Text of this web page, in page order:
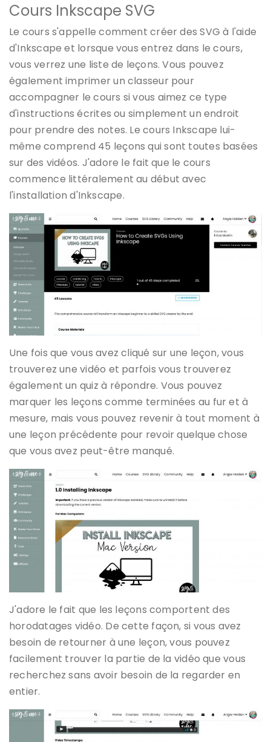
Cours Inkscape SVG
Le cours s'appelle comment créer des SVG à l'aide
d'Inkscape et lorsque vous entrez dans le cours,
vous verrez une liste de leçons. Vous pouvez
également imprimer un classeur pour
accompagner le cours si vous aimez ce type
d'instructions écrites ou simplement un endroit
pour prendre des notes. Le cours Inkscape lui-
même comprend 45 leçons qui sont toutes basées
sur des vidéos. J'adore le fait que le cours
commence littéralement au début avec
l'installation d'Inkscape.
Une fois que vous avez cliqué sur une leçon, vous
trouverez une vidéo et parfois vous trouverez
également un quiz à répondre. Vous pouvez
marquer les leçons comme terminées au fur et à
mesure, mais vous pouvez revenir à tout moment à
une leçon précédente pour revoir quelque chose
que vous avez peut-être manqué.
J'adore le fait que les leçons comportent des
horodatages vidéo. De cette façon, si vous avez
besoin de retourner à une leçon, vous pouvez
facilement trouver la partie de la vidéo que vous
recherchez sans avoir besoin de la regarder en
entier.